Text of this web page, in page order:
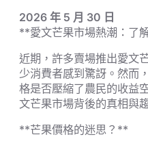
2026 年 5 月 30 日
**愛文芒果市場熱潮：了
近期，許多賣場推出愛文
少消費者感到驚訝。然而
格是否壓縮了農民的收益
文芒果市場背後的真相與
**芒果價格的迷思？**